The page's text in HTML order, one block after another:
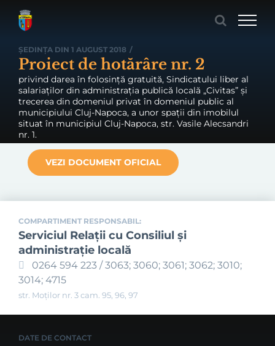
ȘEDINȚA DIN 1 AUGUST 2018 /
Proiect de hotărâre nr. 2
privind darea în folosință gratuită, Sindicatului liber al
salariaților din administrația publică locală „Civitas” și
trecerea din domeniul privat în domeniul public al
municipiului Cluj-Napoca, a unor spații din imobilul
situat în municipiul Cluj-Napoca, str. Vasile Alecsandri
nr. 1.
VEZI DOCUMENT OFICIAL
COMPARTIMENT RESPONSABIL:
Serviciul Relaţii cu Consiliul şi
administraţie locală
0264 594 223 / 3063; 3060; 3061; 3062; 3010;
3014; 4715
str. Moților nr. 3 cam. 95, 96, 97
DATE DE CONTACT